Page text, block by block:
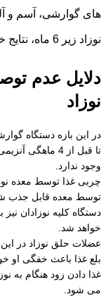
های گوارشی، آسم و
نوزاد زیر 6 ماه، نتایج خود را در آینده بروز خواهد داد.
دلایل عدم
نوزاد
در این بازه دستگاه
تا قبل از 4
وجود ندارد.
چربی غذا توسط معده
توسط معده قابل جذب
دستگاه کلیه نوزادان
خواهد شد.
عضلات حلق نوزاد در
بلع غذا باعث خفگی او
غذا دادن زود هنگام به
می شود.